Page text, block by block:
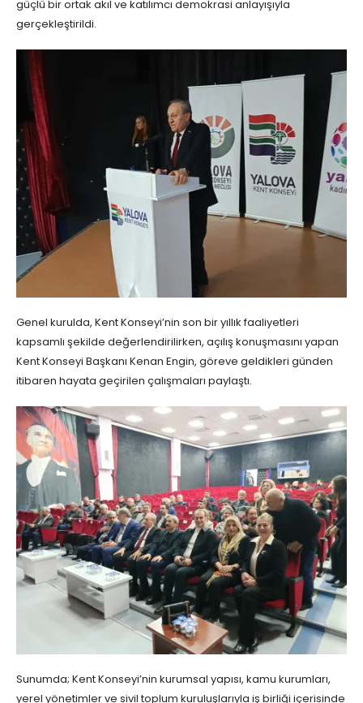
güçlü bir ortak akıl ve katılımcı demokrasi anlayışıyla
gerçekleştirildi.
Genel kurulda, Kent Konseyi’nin son bir yıllık faaliyetleri
kapsamlı şekilde değerlendirilirken, açılış konuşmasını yapan
Kent Konseyi Başkanı Kenan Engin, göreve geldikleri günden
itibaren hayata geçirilen çalışmaları paylaştı.
Sunumda; Kent Konseyi’nin kurumsal yapısı, kamu kurumları,
yerel yönetimler ve sivil toplum kuruluşlarıyla iş birliği içerisinde